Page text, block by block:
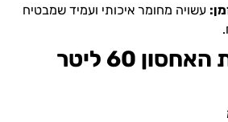
עשויה מחומר איכותי ועמיד שמבטיח
60 ליטר